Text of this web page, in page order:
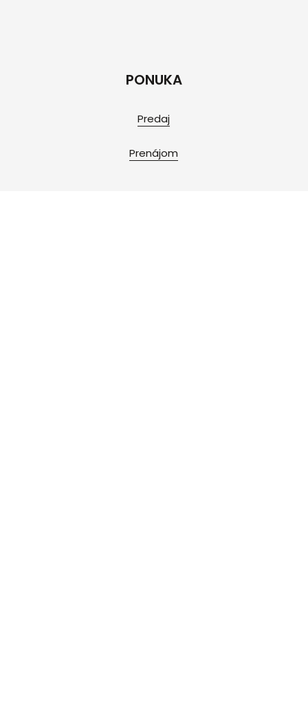
PONUKA
Predaj
Prenájom